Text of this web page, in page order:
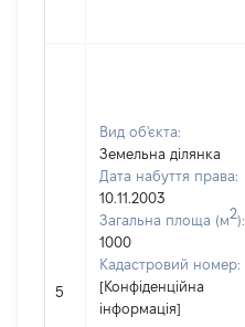
5
Вид об'єкта:
Земельна ділянка
Дата набуття права:
10.11.2003
Загальна площа (м2):
1000
Кадастровий номер:
[Конфіденційна
інформація]